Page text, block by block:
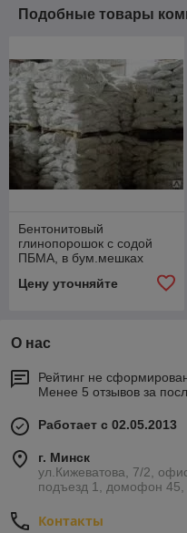
Подобные товары
Бентонитовый
глинопорошок с содой
ПБМА, в бум.мешках
Цену уточняйте
О нас
Рейтинг не
Менее 5 отзывов за
Работает с 02.05.2013
г. Минск
ул.Кижеватова, 7/2,
подъезд 1, домофон 45,
Контакты